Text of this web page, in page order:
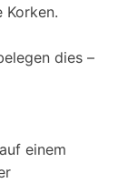
Korken.
dies –
einem